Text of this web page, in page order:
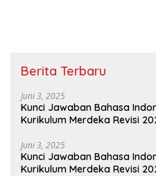
Berita Terbaru
Juni 3, 2025
Kunci Jawaban Bahasa
Kurikulum Merdeka Revisi
Juni 3, 2025
Kunci Jawaban Bahasa
Kurikulum Merdeka Revisi